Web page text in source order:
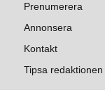
Prenumerera
Annonsera
Kontakt
Tipsa redaktionen